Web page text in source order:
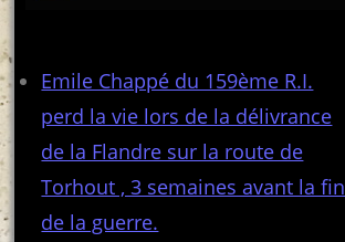
Emile Chappé du 159ème R.I.
perd la vie lors de la délivrance
de la Flandre sur la route de
Torhout , 3 semaines avant la fin
de la guerre.